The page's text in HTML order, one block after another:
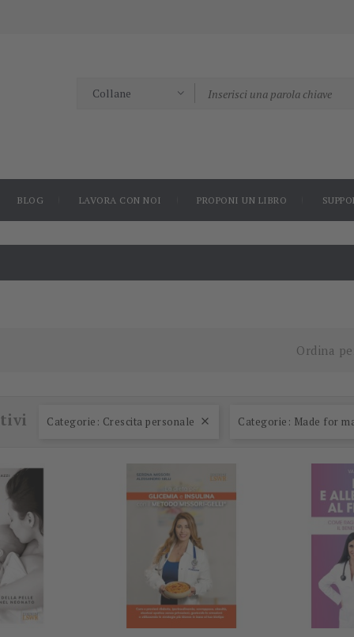
BLOG LAVORA CON NOI PROPONI UN LIBRO
Ordina
Categorie: Crescita personale  Categorie: Made for